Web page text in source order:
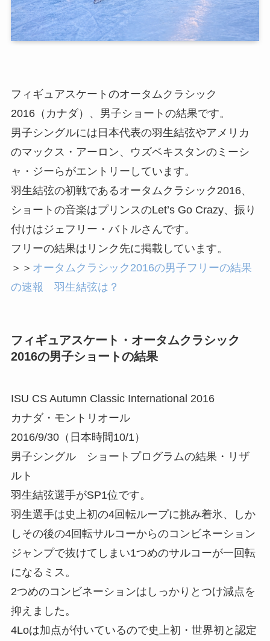
フィギュアスケートのオータムクラシック
2016（カナダ）、男子ショートの結果です。
男子シングルには日本代表の羽生結弦やアメリカ
のマックス・アーロン、ウズベキスタンのミーシ
ャ・ジーらがエントリーしています。
羽生結弦の初戦であるオータムクラシック2016、
ショートの音楽はプリンスのLet’s Go Crazy、振り
付けはジェフリー・バトルさんです。
フリーの結果はリンク先に掲載しています。
＞＞ オータムクラシック2016の男子フリーの結果
の速報 羽生結弦は？
フィギュアスケート・オータムクラシック
2016の男子ショートの結果
ISU CS Autumn Classic International 2016
カナダ・モントリオール
2016/9/30（日本時間10/1）
男子シングル ショートプログラムの結果・リザ
ルト
羽生結弦選手がSP1位です。
羽生選手は史上初の4回転ループに挑み着氷、しか
しその後の4回転サルコーからのコンビネーション
ジャンプで抜けてしまい1つめのサルコーが一回転
になるミス。
2つめのコンビネーションはしっかりとつけ減点を
抑えました。
4Loは加点が付いているので史上初・世界初と認定